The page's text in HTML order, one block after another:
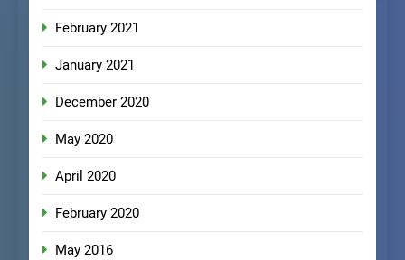
February 2021
January 2021
December 2020
May 2020
April 2020
February 2020
May 2016